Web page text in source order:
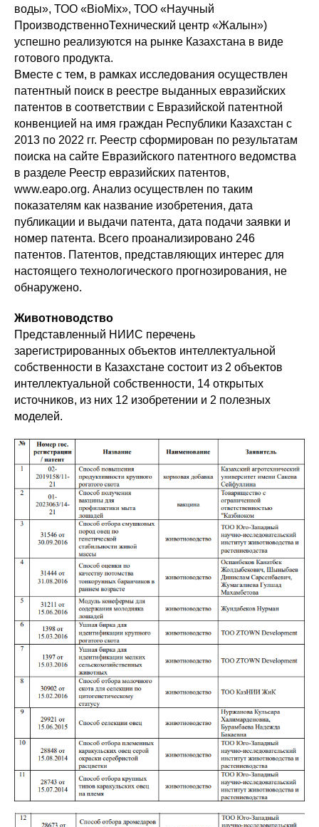
воды», ТОО «BioMix», ТОО «Научный
ПроизводственноТехнический центр «Жалын»)
успешно реализуются на рынке Казахстана в виде
готового продукта.
Вместе с тем, в рамках исследования осуществлен
патентный поиск в реестре выданных евразийских
патентов в соответствии с Евразийской патентной
конвенцией на имя граждан Республики Казахстан с
2013 по 2022 гг. Реестр сформирован по результатам
поиска на сайте Евразийского патентного ведомства
в разделе Реестр евразийских патентов,
www.eapo.org. Анализ осуществлен по таким
показателям как название изобретения, дата
публикации и выдачи патента, дата подачи заявки и
номер патента. Всего проанализировано 246
патентов. Патентов, представляющих интерес для
настоящего технологического прогнозирования, не
обнаружено.
Животноводство
Представленный НИИС перечень
зарегистрированных объектов интеллектуальной
собственности в Казахстане состоит из 2 объектов
интеллектуальной собственности, 14 открытых
источников, из них 12 изобретении и 2 полезных
моделей.